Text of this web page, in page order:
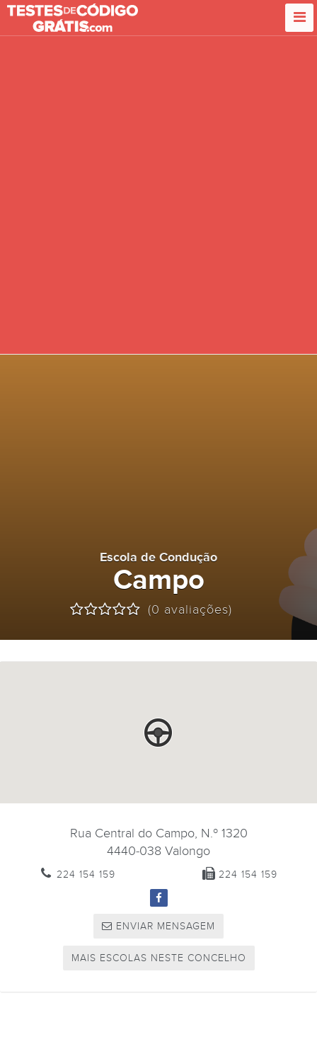
Escola de Condução
Campo
(0 avaliações)
Rua Central do Campo, N.º 1320
4440-038 Valongo
224 154 159 224 154 159
ENVIAR MENSAGEM
MAIS ESCOLAS NESTE CONCELHO